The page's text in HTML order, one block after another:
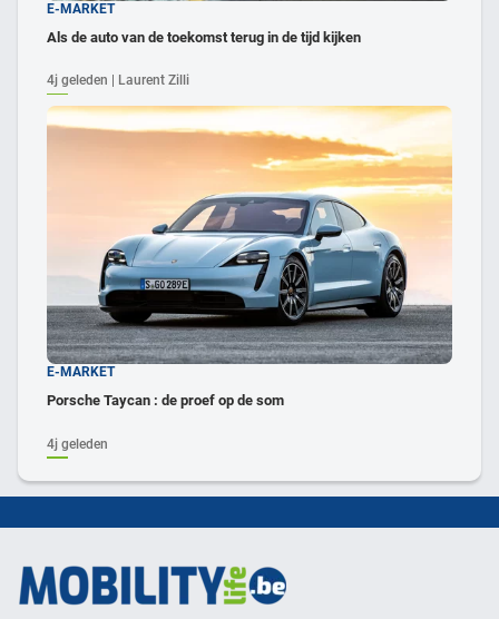
E-MARKET
Als de auto van de toekomst terug in de tijd kijken
4j geleden | Laurent Zilli
E-MARKET
Porsche Taycan : de proef op de som
4j geleden